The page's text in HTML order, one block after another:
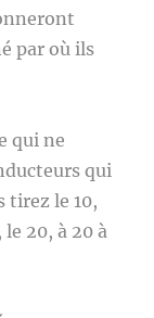
par où ils
qui ne
qui
tirez le 10,
le 20, à 20 à